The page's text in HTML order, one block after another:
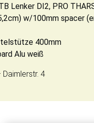
Lenker DI2, PRO
w/100mm spacer
400mm
Alu weiß
4